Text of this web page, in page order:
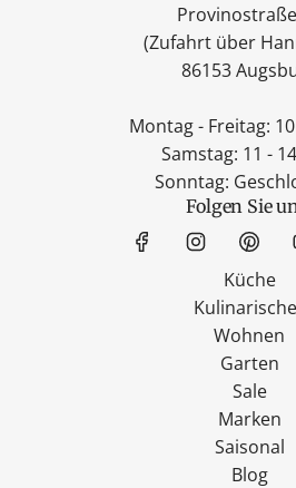
(Zufahrt über
86153
Montag - Freitag:
Samstag: 11 -
Sonntag:
Folgen Sie
Küche
Wohnen
Garten
Sale
Marken
Saisonal
Blog